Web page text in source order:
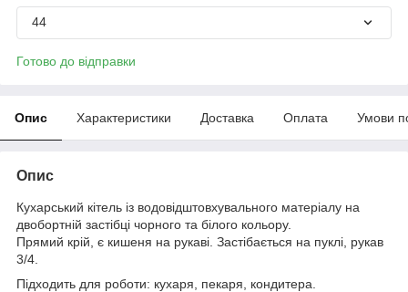
44
Готово до відправки
Опис Характеристики Доставка Оплата Умови
Опис
Кухарський кітель із водовідштовхувального матеріалу на
двобортній застібці чорного та білого кольору.
Прямий крій, є кишеня на рукаві. Застібається на пуклі, рукав
3/4.
Підходить для роботи: кухаря, пекаря, кондитера.